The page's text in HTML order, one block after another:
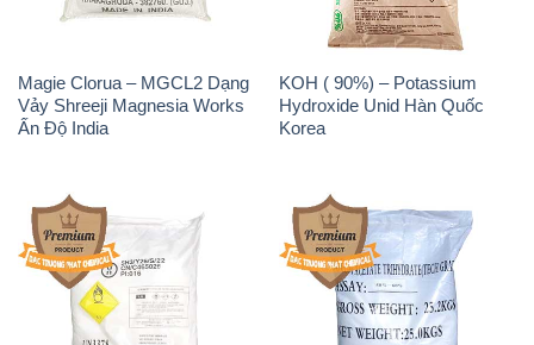
Magie Clorua – MGCL2 Dạng
Vảy Shreeji Magnesia Works
Ấn Độ India
KOH ( 90%) – Potassium
Hydroxide Unid Hàn Quốc
Korea